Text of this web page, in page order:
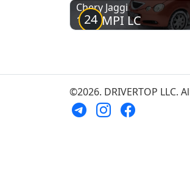
24
Chery Jaggi
1.3L MPI LC
©2026. DRIVERTOP LLC.